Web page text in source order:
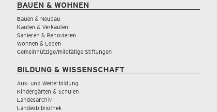
BAUEN & WOHNEN
Bauen & Neubau
Kaufen & Verkaufen
Sanieren & Renovieren
Wohnen & Leben
Gemeinnützige/mildtätige Stiftungen
BILDUNG & WISSENSCHAFT
Aus- und Weiterbildung
Kindergärten & Schulen
Landesarchiv
Landesbibliothek